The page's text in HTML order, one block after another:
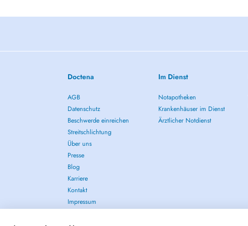
Doctena
AGB
Datenschutz
Beschwerde einreichen
Streitschlichtung
Über uns
Presse
Blog
Karriere
Kontakt
Impressum
Im Dienst
Notapotheken
Krankenhäuser im Dienst
Ärztlicher Notdienst